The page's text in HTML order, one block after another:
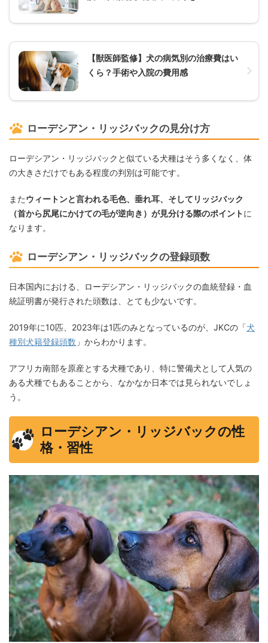
【獣医師監修】犬の病気別の治療費はい
くら？手術や入院の費用感
ローデシアン・リッジバックの見分け方
ローデシアン・リッジバックと似ている犬種はそう多くなく、体
の大きさだけでもある程度の判別は可能です。
またウィートンと言われる毛色、垂れ耳、そしてリッジバック
（首から尻尾にかけての毛が逆向き）が見分ける際のポイントに
なります。
ローデシアン・リッジバックの登録頭数
日本国内における、ローデシアン・リッジバックの血統登録・血
統証明書が発行された頭数は、とても少ないです。
2019年に10匹、2023年は1匹のみとなっているのが、JKCの「犬
種別犬籍登録頭数 」からわかります。
アフリカ南部を原産とする犬種であり、特に警備犬として人気の
ある犬種でもあることから、なかなか日本では見られないでしょ
う。
ローデシアン・リッジバックの性
格・習性